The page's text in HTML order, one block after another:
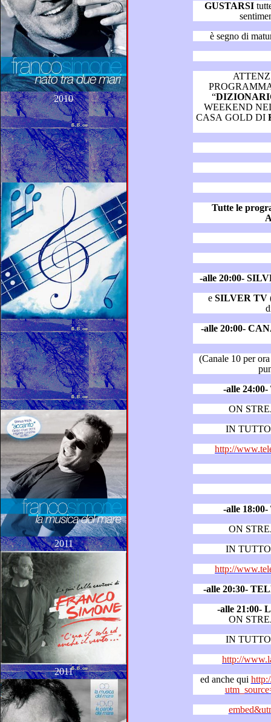
2010
2011
2011
GUSTARSI tutte le puntate del
PROGRAMMAZIONI
“
WEEKEND NEL SALOTTO
CASA GOLD DI
Tutte le
-alle 20:00-
e SILVER TV
-alle 20:00-
(Canale 10 per ora trasmette
-alle
ON
IN
http://
-alle
ON
IN
http://
-alle 20:30-
-alle 21:00-
ON
IN
http://
ed anche qui